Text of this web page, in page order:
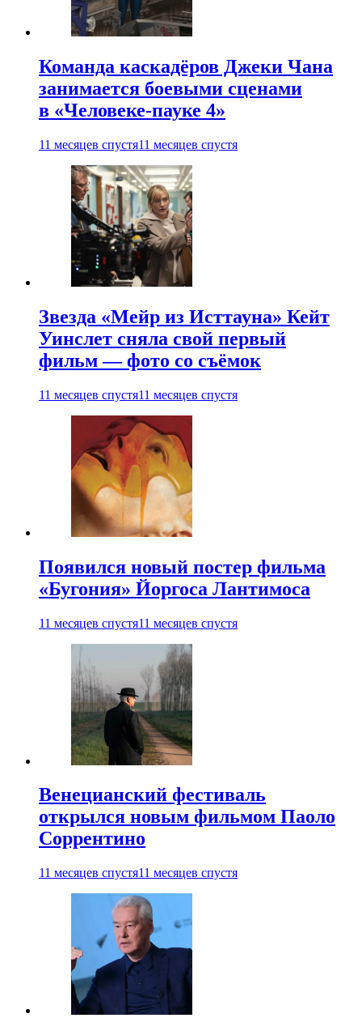
Команда каскадёров Джеки Чана
занимается боевыми сценами
в «Человеке-пауке 4»
11 месяцев спустя11 месяцев спустя
Звезда «Мейр из Исттауна» Кейт
Уинслет сняла свой первый
фильм — фото со съёмок
11 месяцев спустя11 месяцев спустя
Появился новый постер фильма
«Бугония» Йоргоса Лантимоса
11 месяцев спустя11 месяцев спустя
Венецианский фестиваль
открылся новым фильмом Паоло
Соррентино
11 месяцев спустя11 месяцев спустя